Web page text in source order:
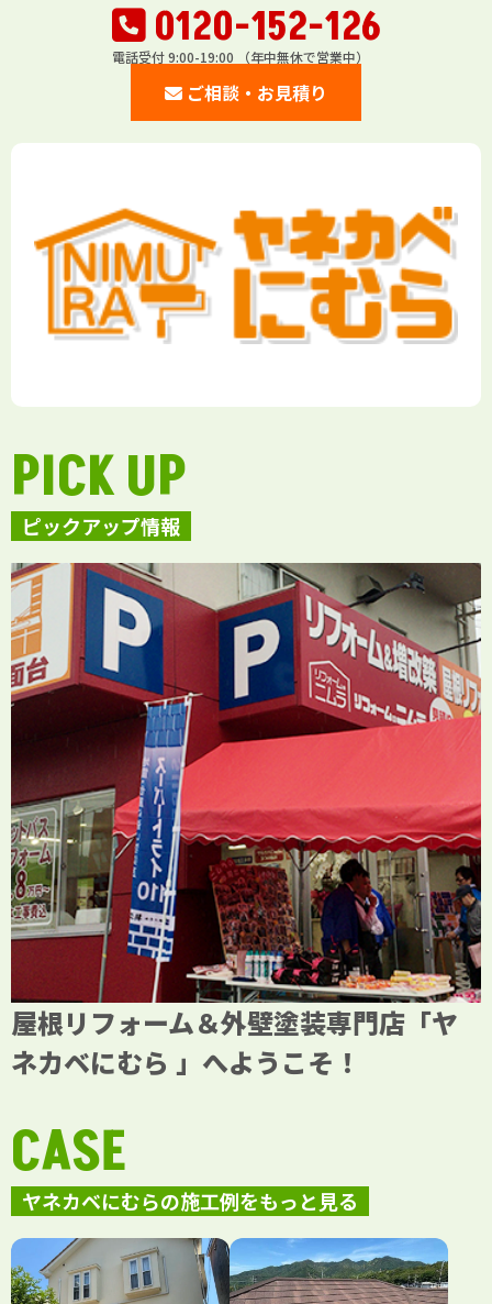
0120-152-126
電話受付 9:00-19:00 （年中無休で営業中）
ご相談・お見積り
ピックアップ情報
PICK UP
屋根リフォーム＆外壁塗装専門店「ヤ
ネカベにむら 」へようこそ！
ヤネカベにむらの施工例をもっと見る
CASE